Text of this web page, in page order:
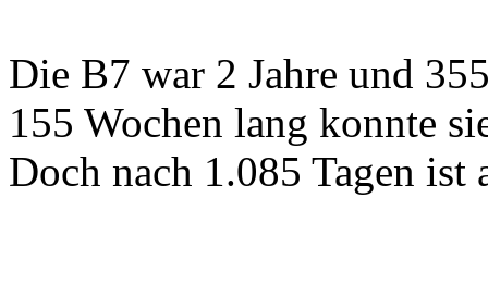
Die B7 war 2 Jahre und
155 Wochen lang konnte
Doch nach 1.085 Tagen